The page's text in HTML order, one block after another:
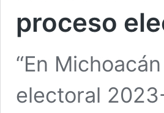
proceso
“En
electoral